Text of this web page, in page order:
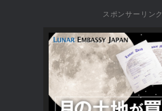
スポンサーリンク